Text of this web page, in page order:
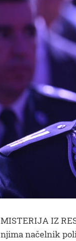
MISTERIJA IZ
njima načelnik